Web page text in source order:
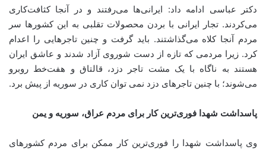
دکتر عباسی ادامه داد: ایرانی‌ها می‌رفتند و در آنجا کثافت‌کاری
می‌کردند. تجار ایرانی با بردن محصولات تقلبی به این کشورها سر
مردم آنجا کلاه می‌گذاشتند. باید گرفت و چنین تاجرهایی را اعدام
کرد. زیرا مردمی که تازه از دست شوروی آزاد شدند و عاشق ایران
هستند به ناگاه با یک مشت تاجر دزد، قالتاق و هفت‌خط روبرو
می‌شوند؛ با چنین تاجرهای دزد نمی توان کاری در سوریه از پیش برد.
پاسداشت شهدا فوری‌ترین کار برای مردم عراق، سوریه و یمن
وی پاسداشت شهدا را فوری‌ترین کار ممکن برای مردم کشورهای